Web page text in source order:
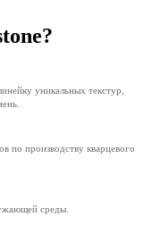
уникальных текстур,
по производству кварцевого
среды.